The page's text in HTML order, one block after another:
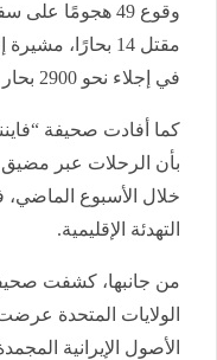
وقوع 49 هجومًا
مقتل 14 بحارًا،
في إجلاء نحو 2900 بحار وتأمين 136 سفينة.
كما أفادت صحيفة
بأن الرحلات عبر
خلال الأسبوع
التهدئة الإقليمية.
من جانبها، كشفت
الولايات المتحدة
الأصول الإيرانية